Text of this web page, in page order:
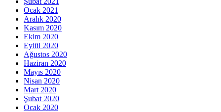
Ocak 2021
Aralık 2020
Kasım 2020
Ekim 2020
Eylül 2020
Ağustos 2020
Haziran 2020
Mayıs 2020
Nisan 2020
Mart 2020
Şubat 2020
Ocak 2020